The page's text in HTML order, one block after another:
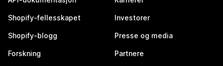
Shopify-fellesskapet
Shopify-blogg
Forskning
Investorer
Presse og media
Partnere